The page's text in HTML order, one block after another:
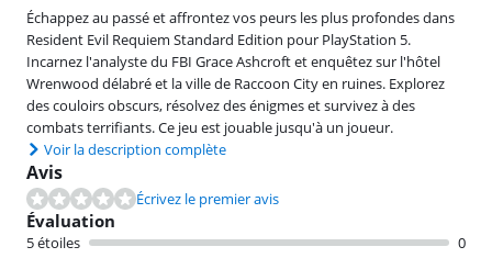
Échappez au passé et affrontez vos peurs les plus profondes dans
Resident Evil Requiem Standard Edition pour PlayStation 5.
Incarnez l'analyste du FBI Grace Ashcroft et enquêtez sur l'hôtel
Wrenwood délabré et la ville de Raccoon City en ruines. Explorez
des couloirs obscurs, résolvez des énigmes et survivez à des
combats terrifiants. Ce jeu est jouable jusqu'à un joueur.
Voir la description complète
Avis
Écrivez le premier avis
Évaluation
5 étoiles
0